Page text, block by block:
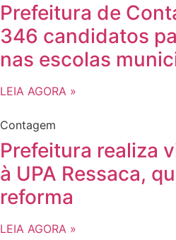
Prefeitura de
346 candidatos
nas escolas
LEIA AGORA »
Contagem
Prefeitura realiza
à UPA Ressaca,
reforma
LEIA AGORA »